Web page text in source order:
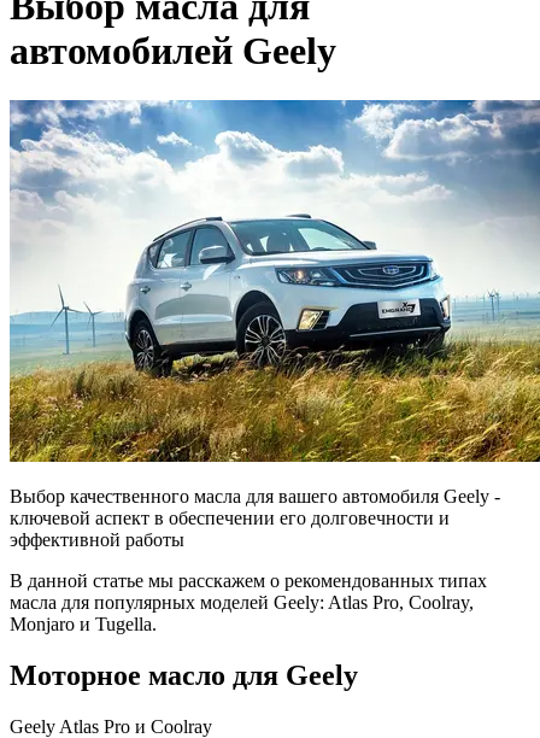
автомобилей Geely
Выбор качественного масла для вашего автомобиля Geely -
ключевой аспект в обеспечении его долговечности и
эффективной работы
В данной статье мы расскажем о рекомендованных типах
масла для популярных моделей Geely: Atlas Pro, Coolray,
Monjaro и Tugella.
Моторное масло для Geely
Geely Atlas Pro и Coolray